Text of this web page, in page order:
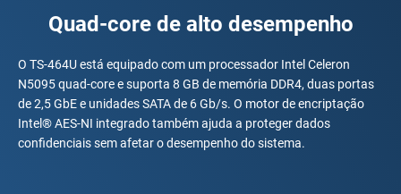
Quad-core de alto desempenho
O TS-464U está equipado com um processador Intel Celeron
N5095 quad-core e suporta 8 GB de memória DDR4, duas portas
de 2,5 GbE e unidades SATA de 6 Gb/s. O motor de encriptação
Intel® AES-NI integrado também ajuda a proteger dados
confidenciais sem afetar o desempenho do sistema.